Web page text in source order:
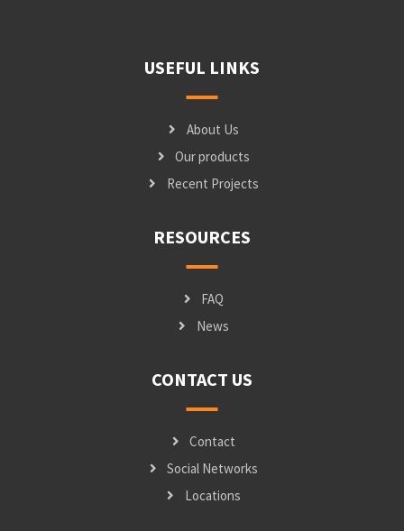
USEFUL LINKS
About Us
Our products
Recent Projects
RESOURCES
FAQ
News
CONTACT US
Contact
Social Networks
Locations